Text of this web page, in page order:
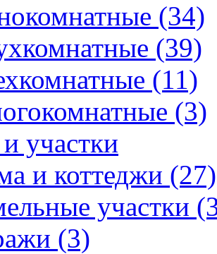
(34)
(39)
(11)
(3)
участки
и коттеджи (27)
участки
(3)